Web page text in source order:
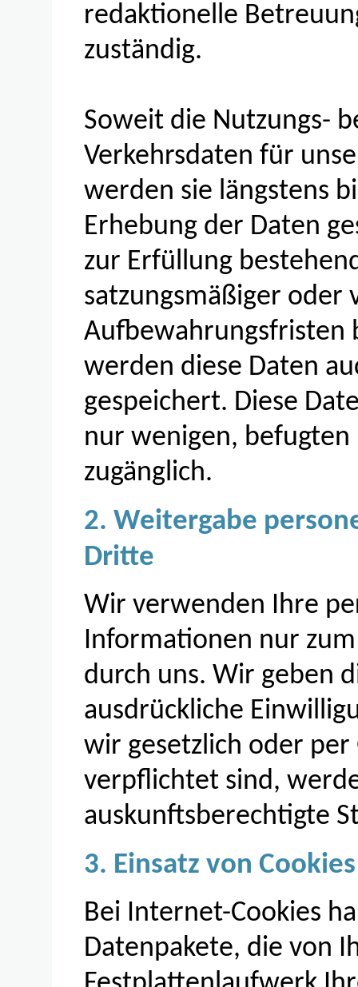
redaktionelle
zuständig.
Soweit die Nutzungs-
Verkehrsdaten für
werden sie längstens
Erhebung der Daten
zur Erfüllung
satzungsmäßiger oder
Aufbewahrungsfristen
werden diese Daten
gespeichert. Diese
nur wenigen, befugten
zugänglich.
2. Weitergabe
Dritte
Wir verwenden Ihre
Informationen nur
durch uns. Wir geben
ausdrückliche
wir gesetzlich oder per
verpflichtet sind,
auskunftsberechtigte
3. Einsatz von Cookies
Bei Internet-Cookies
Datenpakete, die von